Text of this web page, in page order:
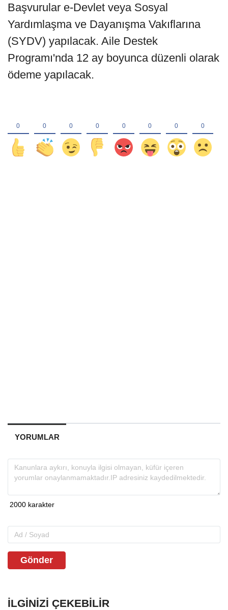
Başvurular e-Devlet veya Sosyal
Yardımlaşma ve Dayanışma Vakıflarına
(SYDV) yapılacak. Aile Destek
Programı'nda 12 ay boyunca düzenli olarak
ödeme yapılacak.
YORUMLAR
Gönder
İLGINIZI ÇEKEBILIR